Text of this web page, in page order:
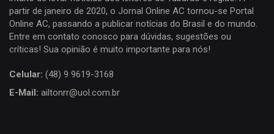
partir de janeiro de 2020, o Jornal Online AC tornou-se Portal
Online AC, passando a publicar notícias do Brasil e do mundo.
Entre em contato conosco para dúvidas, sugestões ou
críticas! Sua opinião é muito importante para nós!
Celular: (48) 9 9619-3168
E-Mail: ailtonrr@uol.com.br